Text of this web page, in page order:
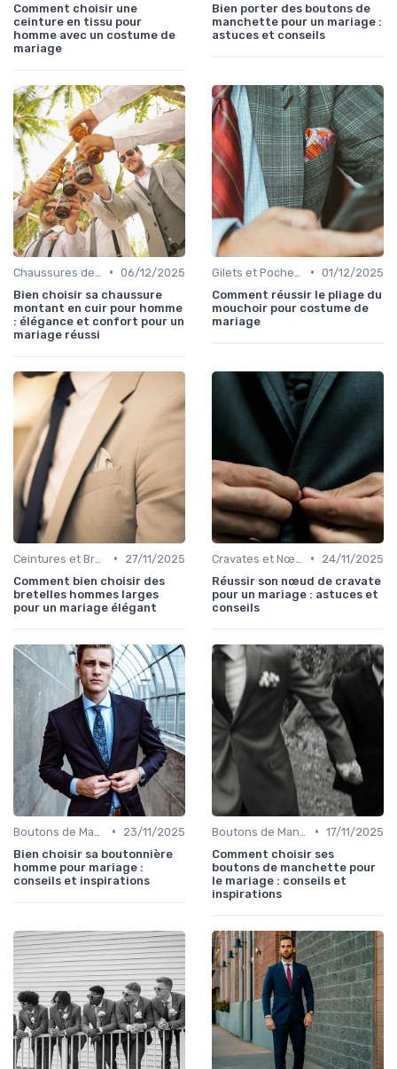
Comment choisir une
ceinture en tissu pour
homme avec un costume de
mariage
Bien porter des boutons de
manchette pour un mariage :
astuces et conseils
• 06/12/2025
Bien choisir sa chaussure
montant en cuir pour homme
: élégance et confort pour un
mariage réussi
• 01/12/2025
Comment réussir le pliage du
mouchoir pour costume de
mariage
•
27/11/2025
Comment bien choisir des
bretelles hommes larges
pour un mariage élégant
•
24/11/2025
Réussir son nœud de cravate
pour un mariage : astuces et
conseils
•
23/11/2025
Bien choisir sa boutonnière
homme pour mariage :
conseils et inspirations
• 17/11/2025
Comment choisir ses
boutons de manchette pour
le mariage : conseils et
inspirations